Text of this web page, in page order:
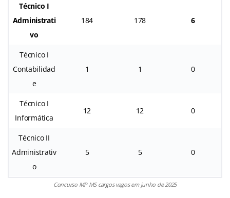
Técnico I
Administrati
vo
184 178 6
Técnico I
Contabilidad
e
1 1 0
Técnico I
Informática
12 12 0
Técnico II
Administrativ
o
5 5 0
Concurso MP MS cargos vagos em junho de 2025